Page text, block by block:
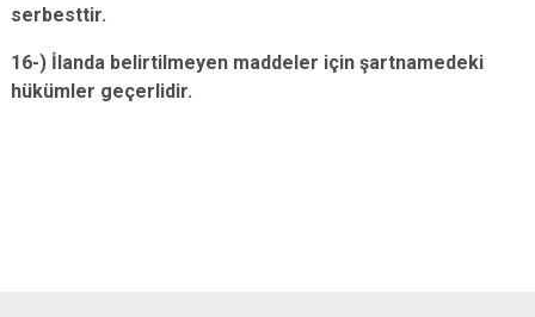
serbesttir.
16-) İlanda belirtilmeyen maddeler için şartnamedeki
hükümler geçerlidir.